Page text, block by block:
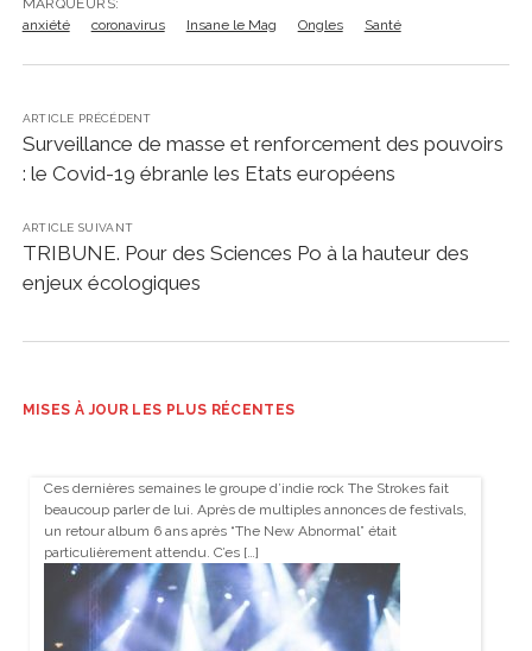
MARQUEURS:
anxiété
coronavirus Insane le Mag Ongles Santé
ARTICLE PRÉCÉDENT
Surveillance de masse et renforcement des pouvoirs
: le Covid-19 ébranle les Etats européens
ARTICLE SUIVANT
TRIBUNE. Pour des Sciences Po à la hauteur des
enjeux écologiques
MISES À JOUR LES PLUS RÉCENTES
Ces dernières semaines le groupe d’indie rock The Strokes fait
beaucoup parler de lui. Après de multiples annonces de festivals,
un retour album 6 ans après “The New Abnormal” était
particulièrement attendu. C’es […]